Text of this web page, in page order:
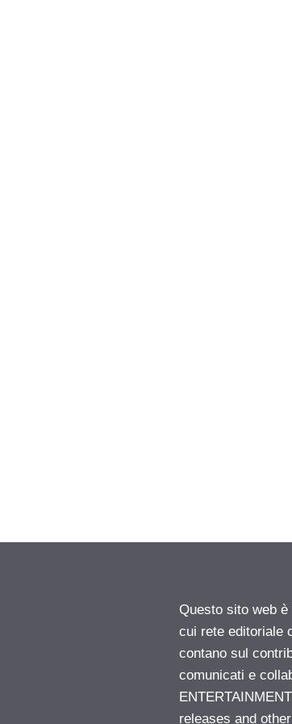
Questo sito web è
cui rete editoriale
contano sul
comunicati e
releases and